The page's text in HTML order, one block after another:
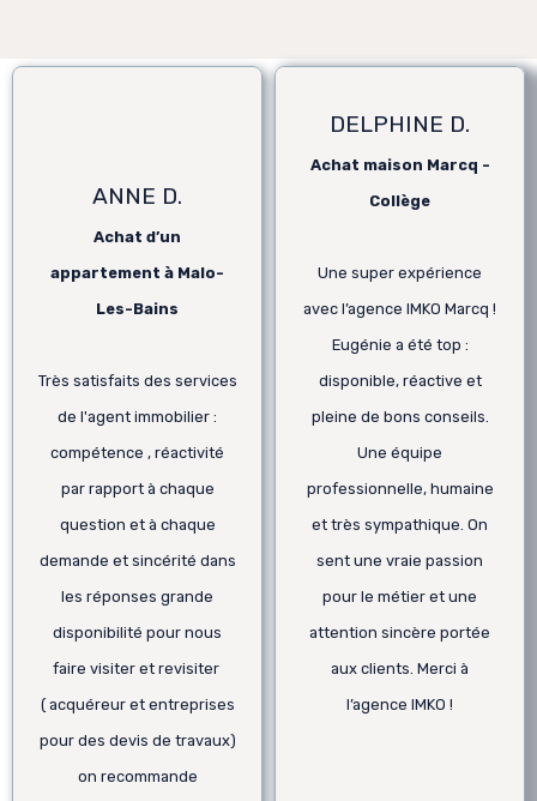
ANNE D.
Achat d’un
appartement à Malo-
Les-Bains
Très satisfaits des services
de l'agent immobilier :
compétence , réactivité
par rapport à chaque
question et à chaque
demande et sincérité dans
les réponses grande
disponibilité pour nous
faire visiter et revisiter
( acquéreur et entreprises
pour des devis de travaux)
on recommande
DELPHINE D.
Achat maison Marcq -
Collège
Une super expérience
avec l’agence IMKO Marcq !
Eugénie a été top :
disponible, réactive et
pleine de bons conseils.
Une équipe
professionnelle, humaine
et très sympathique. On
sent une vraie passion
pour le métier et une
attention sincère portée
aux clients. Merci à
l’agence IMKO !